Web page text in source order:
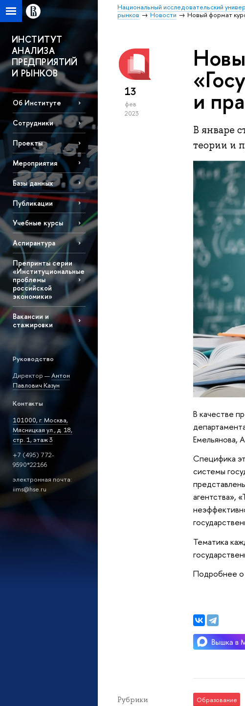
Национальный исследовательский
рынков
Новости Новый формат
ИНСТИТУТ
АНАЛИЗА
ПРЕДПРИЯТИЙ
И РЫНКОВ
Об Институте
Сотрудники
Проекты
Мероприятия
Базы данных
Публикации
Учебные курсы
Аспирантура
Препринты серии
«Институциональные
проблемы
российской
экономики»
Вакансии и
стажировки
Руководство
Директор —Антон
Павлович Казун
Контакты
101000, г. Москва,
Мясницкая ул., д. 18,
стр. 1, этаж 3
+7 (495) 772-
9590*22166
электронная почта:
iims@hse.ru
13
фев
2023
и
В январе
теории и
В качестве
Емельянова,
Специфика
системы
агентства»,
Тематика
Подробнее
Рубрики Образование